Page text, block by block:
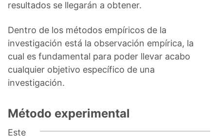
resultados se llegarán a obtener.
Dentro de los métodos empíricos de la
investigación está la observación empírica, la
cual es fundamental para poder llevar acabo
cualquier objetivo específico de una
investigación.
Método experimental
Este